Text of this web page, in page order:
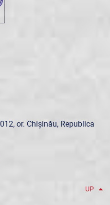
or. Chișinău, Republica
UP